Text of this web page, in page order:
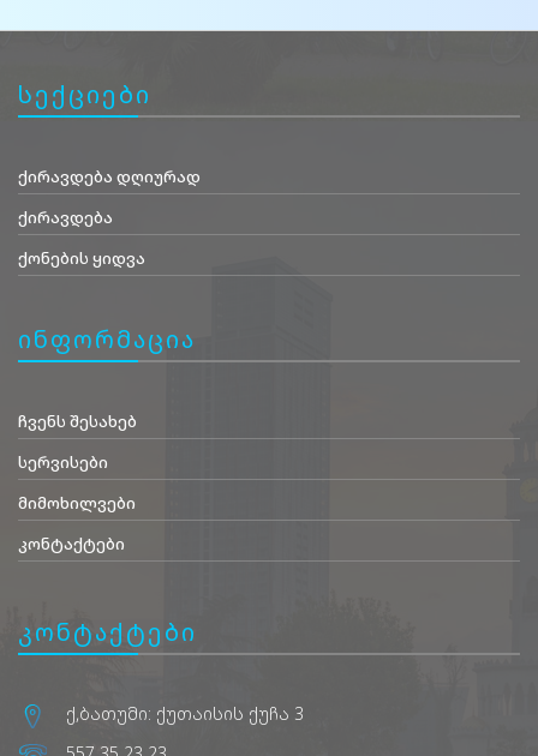
სექციები
ქირავდება დღიურად
ქირავდება
ქონების ყიდვა
ინფორმაცია
ჩვენს შესახებ
სერვისები
მიმოხილვები
კონტაქტები
კონტაქტები
ქ,ბათუმი: ქუთაისის ქუჩა 3